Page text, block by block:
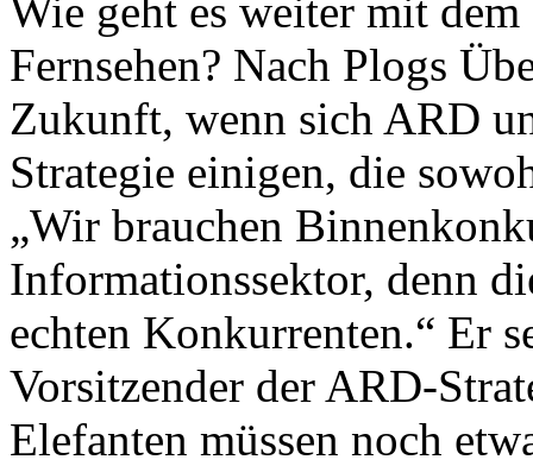
Wie geht es weiter mit
Fernsehen? Nach Plogs
Zukunft, wenn sich ARD
Strategie einigen, die
„Wir brauchen
Informationssektor, denn
echten Konkurrenten.“ Er
Vorsitzender der ARD-
Elefanten müssen noch